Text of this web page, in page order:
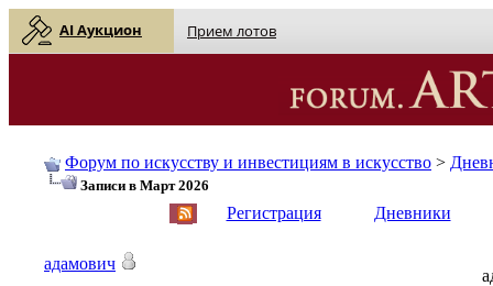
AI Аукцион Прием лотов
Форум по искусству и инвестициям в искусство >
Записи в Март 2026
Регистрация Дневники
адамович